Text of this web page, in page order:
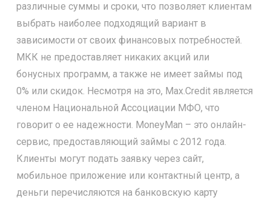
различные суммы и сроки, что позволяет клиентам
выбрать наиболее подходящий вариант в
зависимости от своих финансовых потребностей.
МКК не предоставляет никаких акций или
бонусных программ, а также не имеет займы под
0% или скидок. Несмотря на это, Max.Credit является
членом Национальной Ассоциации МФО, что
говорит о ее надежности. MoneyMan – это онлайн-
сервис, предоставляющий займы с 2012 года.
Клиенты могут подать заявку через сайт,
мобильное приложение или контактный центр, а
деньги перечисляются на банковскую карту